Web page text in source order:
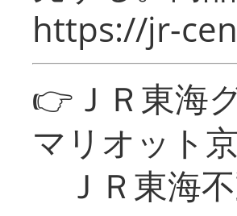
https://jr-
👉ＪＲ東海
マリオット
ＪＲ東海